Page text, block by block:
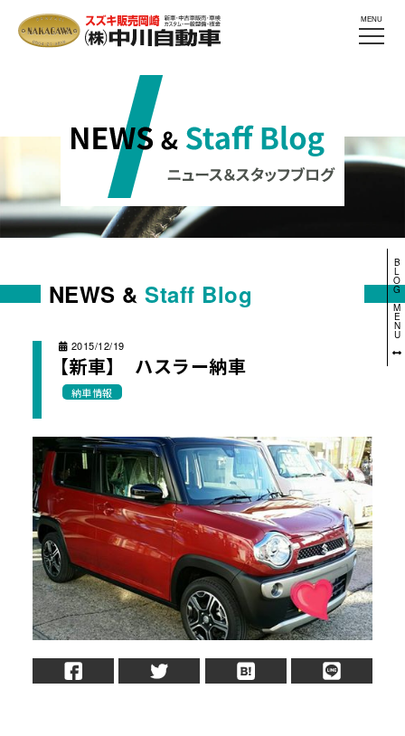
MENU
NEWS &Staff Blog
2015/12/19
【新車】 ハスラー納車
納車情報
B
L
O
G
M
E
N
U